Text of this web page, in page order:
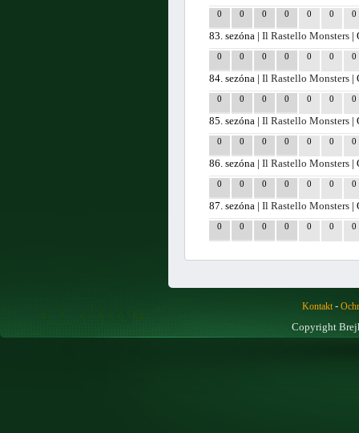
0 0 0 0 0 0 0
83. sezóna |Il Rastello Monsters |
0 0 0 0 0 0 0
84. sezóna |Il Rastello Monsters |
0 0 0 0 0 0 0
85. sezóna |Il Rastello Monsters |
0 0 0 0 0 0 0
86. sezóna |Il Rastello Monsters |
0 0 0 0 0 0 0
87. sezóna |Il Rastello Monsters |
0 0 0 0 0 0 0
Kontakt-
Copyright